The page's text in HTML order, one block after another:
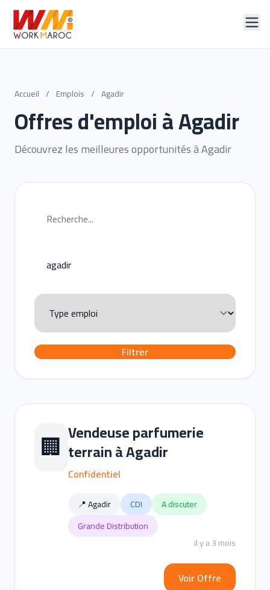
Accueil / Emplois / Agadir
Offres d'emploi à Agadir
Découvrez les meilleures opportunités à Agadir
Filtrer
🏢 Vendeuse parfumerie
terrain à Agadir
Confidentiel
📍 Agadir CDI
A discuter
Grande Distribution
il y a 3 mois
Voir Offre